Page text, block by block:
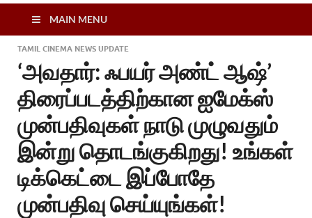
MAIN MENU
TAMIL CINEMA NEWS UPDATE
‘அவதார்: ஃபயர் அண்ட் ஆஷ்’
திரைப்படத்திற்கான ஐமேக்ஸ்
முன்பதிவுகள் நாடு முழுவதும்
இன்று தொடங்குகிறது! உங்கள்
டிக்கெட்டை இப்போதே
முன்பதிவு செய்யுங்கள்!